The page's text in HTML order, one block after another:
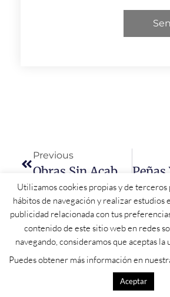
Previous
Utilizamos cookies propias y de terceros
hábitos de navegación y realizar estudios
publicidad relacionada con tus
contenido de este sitio web en redes
navegando, consideramos que aceptas
Puedes obtener más información en
Aceptar